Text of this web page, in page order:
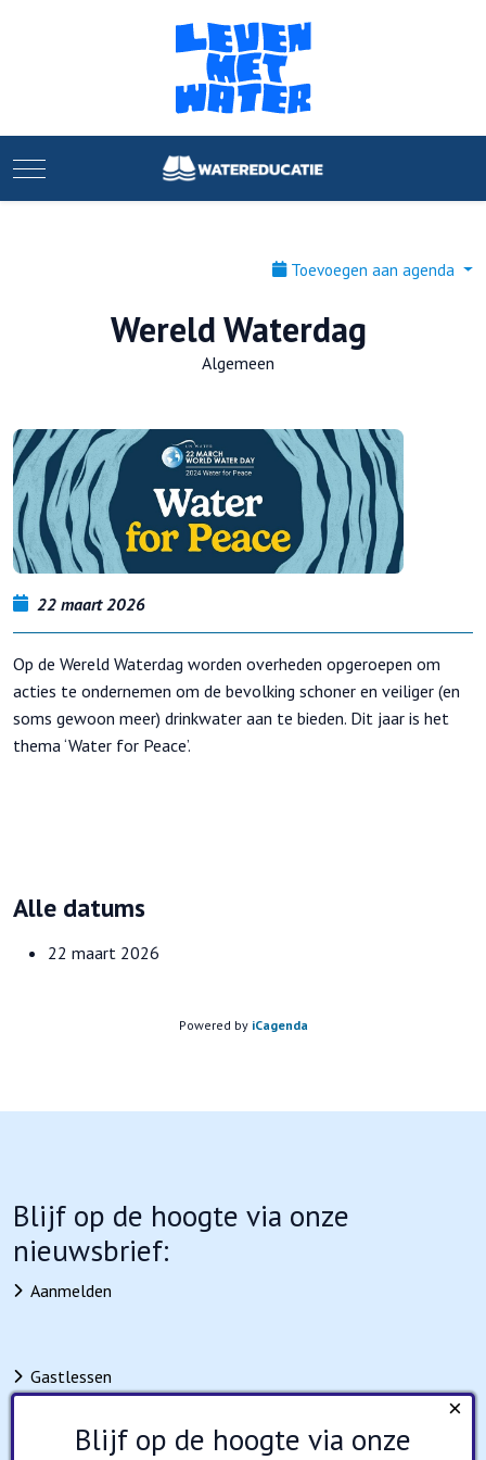
Mobile Menu Toggle
Toevoegen aan agenda
Wereld Waterdag
Algemeen
22 maart 2026
Op de Wereld Waterdag worden overheden opgeroepen om
acties te ondernemen om de bevolking schoner en veiliger (en
soms gewoon meer) drinkwater aan te bieden. Dit jaar is het
thema ‘Water for Peace’.
Alle datums
22 maart 2026
Powered by iCagenda
Blijf op de hoogte via onze
nieuwsbrief:
Aanmelden
Gastlessen
Nieuws
×
Blijf op de hoogte via onze